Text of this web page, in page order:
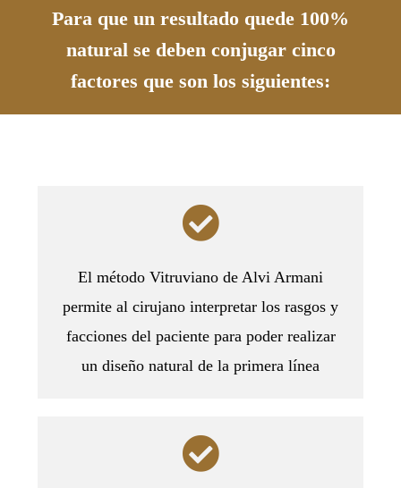
Para que un resultado quede 100%
natural se deben conjugar cinco
factores que son los siguientes:
El método Vitruviano de Alvi Armani
permite al cirujano interpretar los rasgos y
facciones del paciente para poder realizar
un diseño natural de la primera línea